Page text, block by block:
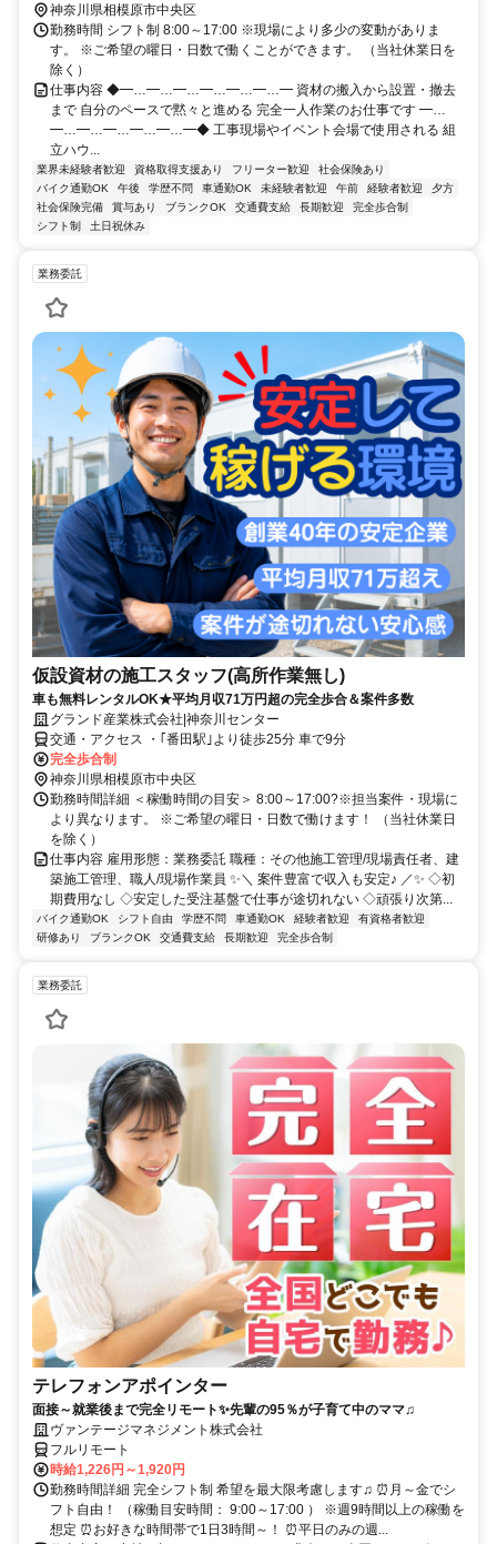
神奈川県相模原市中央区
勤務時間 シフト制 8:00～17:00 ※現場により多少の変動がありま
す。 ※ご希望の曜日・日数で働くことができます。 （当社休業日を
除く）
仕事内容 ◆━…━…━…━…━…━…━ 資材の搬入から設置・撤去
まで 自分のペースで黙々と進める 完全一人作業のお仕事です ━…
━…━…━…━…━…━◆ 工事現場やイベント会場で使用される 組
立ハウ...
業界未経験者歓迎 資格取得支援あり フリーター歓迎
社会保険あり
バイク通勤OK
午後 学歴不問 車通勤OK 未経験者歓迎 午前 経験者歓迎
夕方
社会保険完備
賞与あり ブランクOK 交通費支給 長期歓迎
完全歩合制
シフト制
土日祝休み
業務委託
仮設資材の施工スタッフ(高所作業無し)
車も無料レンタルOK★平均月収71万円超の完全歩合＆案件多数
グランド産業株式会社|神奈川センター
交通・アクセス ・｢番田駅｣より徒歩25分 車で9分
完全歩合制
神奈川県相模原市中央区
勤務時間詳細 ＜稼働時間の目安＞ 8:00～17:00?※担当案件・現場に
より異なります。 ※ご希望の曜日・日数で働けます！ （当社休業日
を除く）
仕事内容 雇用形態：業務委託 職種：その他施工管理/現場責任者、建
築施工管理、職人/現場作業員 ✨＼ 案件豊富で収入も安定♪ ／✨ ◇初
期費用なし ◇安定した受注基盤で仕事が途切れない ◇頑張り次第...
バイク通勤OK シフト自由 学歴不問 車通勤OK 経験者歓迎
有資格者歓迎
研修あり
ブランクOK 交通費支給 長期歓迎 完全歩合制
業務委託
テレフォンアポインター
面接～就業後まで完全リモート✨先輩の95％が子育て中のママ♫
ヴァンテージマネジメント株式会社
フルリモート
時給1,226円～1,920円
勤務時間詳細 完全シフト制 希望を最大限考慮します♫ ⏰月～金でシ
フト自由！ （稼働目安時間： 9:00～17:00 ） ※週9時間以上の稼働を
想定 ⏰お好きな時間帯で1日3時間～！ ⏰平日のみの週...